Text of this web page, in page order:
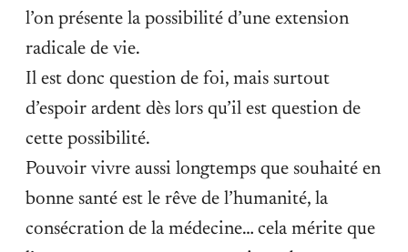
l’on présente la possibilité d’une extension
radicale de vie.
Il est donc question de foi, mais surtout
d’espoir ardent dès lors qu’il est question de
cette possibilité.
Pouvoir vivre aussi longtemps que souhaité en
bonne santé est le rêve de l’humanité, la
consécration de la médecine… cela mérite que